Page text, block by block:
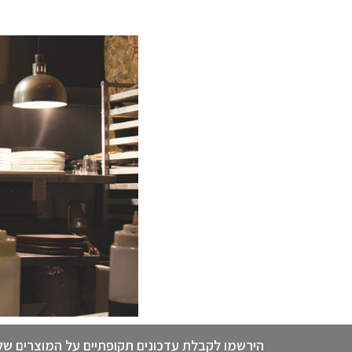
הירשמו לקבלת עדכונים תקופתיים על המוצרים